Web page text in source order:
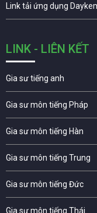
Link tải ứng dụng
LINK - LIÊN KẾT
Gia sư tiếng anh
Gia sư môn tiếng Pháp
Gia sư môn tiếng Hàn
Gia sư môn tiếng Trung
Gia sư môn tiếng Đức
Gia sư môn tiếng Thái